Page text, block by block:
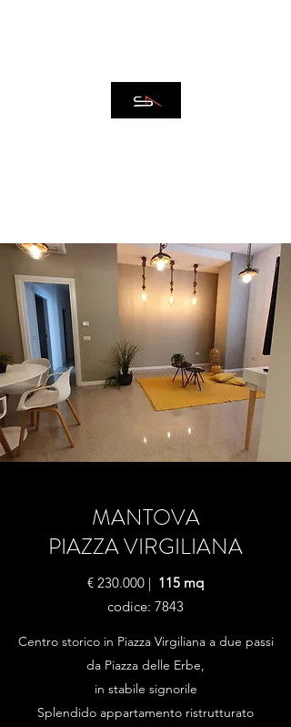
MANTOVA
PIAZZA VIRGILIANA
€ 230.000 | 115 mq
codice: 7843
Centro storico in Piazza Virgiliana a due passi
da Piazza delle Erbe,
in stabile signorile
Splendido appartamento ristrutturato